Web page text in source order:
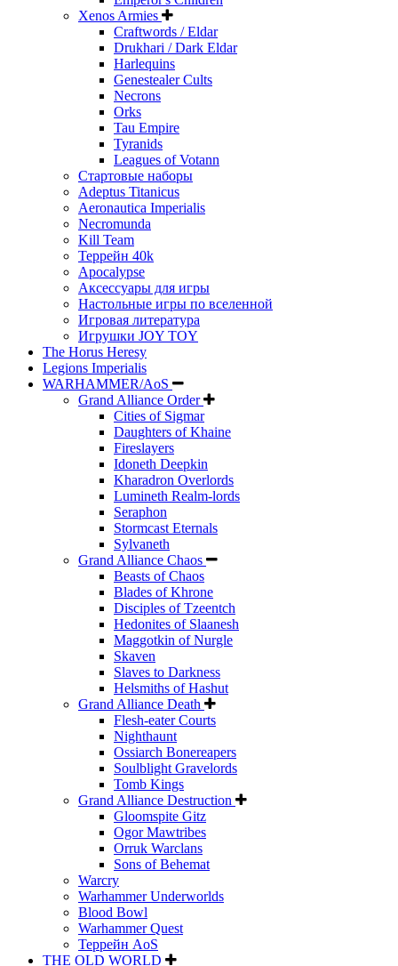
Xenos Armies
Craftwords / Eldar
Drukhari / Dark Eldar
Harlequins
Genestealer Cults
Necrons
Orks
Tau Empire
Tyranids
Leagues of Votann
Стартовые наборы
Adeptus Titanicus
Aeronautica Imperialis
Necromunda
Kill Team
Террейн 40k
Apocalypse
Аксессуары для игры
Настольные игры по вселенной
Игровая литература
Игрушки JOY TOY
The Horus Heresy
Legions Imperialis
WARHAMMER/AoS
Grand Alliance Order
Cities of Sigmar
Daughters of Khaine
Fireslayers
Idoneth Deepkin
Kharadron Overlords
Lumineth Realm-lords
Seraphon
Stormcast Eternals
Sylvaneth
Grand Alliance Chaos
Beasts of Chaos
Blades of Khrone
Disciples of Tzeentch
Hedonites of Slaanesh
Maggotkin of Nurgle
Skaven
Slaves to Darkness
Helsmiths of Hashut
Grand Alliance Death
Flesh-eater Courts
Nighthaunt
Ossiarch Bonereapers
Soulblight Gravelords
Tomb Kings
Grand Alliance Destruction
Gloomspite Gitz
Ogor Mawtribes
Orruk Warclans
Sons of Behemat
Warcry
Warhammer Underworlds
Blood Bowl
Warhammer Quest
Террейн AoS
THE OLD WORLD